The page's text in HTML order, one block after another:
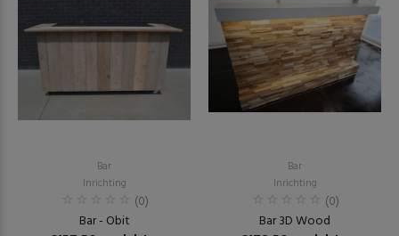
Bar
Inrichting
(0)
Bar - Obit
Bar
Inrichting
(0)
Bar 3D Wood